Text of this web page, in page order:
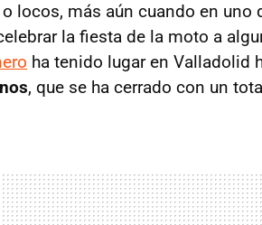
o locos, más aún cuando en
la fiesta de la moto a
ha tenido lugar en Valladolid
, que se ha cerrado con un